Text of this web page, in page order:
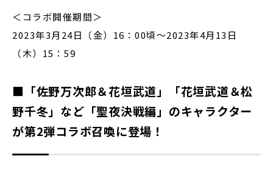
＜コラボ開催期間＞
2023年3月24日（金）16：00頃～2023年4月13日
（木）15：59
■「佐野万次郎＆花垣武道」「花垣武道＆松
野千冬」など「聖夜決戦編」のキャラクター
が第2弾コラボ召喚に登場！